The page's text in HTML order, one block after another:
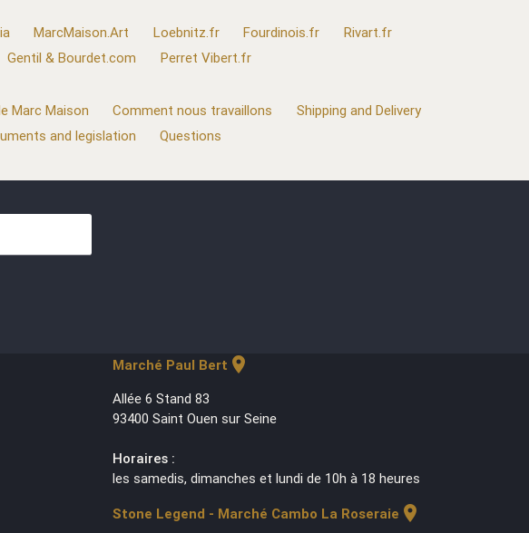
MarcMaison.Art Loebnitz.fr Fourdinois.fr
Rivart.fr
Gentil & Bourdet.com Perret Vibert.fr
Marc Maison Comment nous travaillons
Shipping and Delivery
and legislation
Questions
Marché Paul Bert location_on
Allée 6 Stand 83
93400 Saint Ouen sur Seine
Horaires :
les samedis, dimanches et lundi de 10h à 18 heures
Stone Legend - Marché Cambo La Roseraie location_on